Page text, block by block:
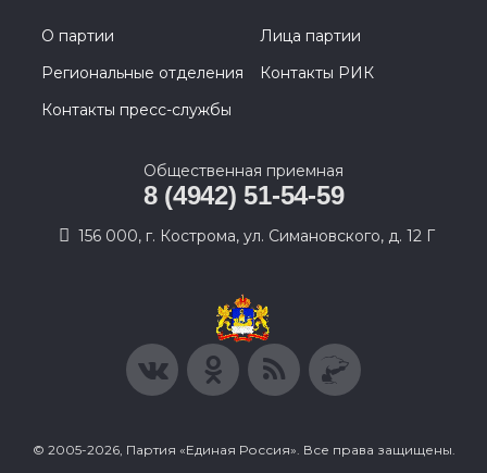
О партии
Лица партии
Региональные отделения
Контакты РИК
Контакты пресс-службы
Общественная приемная
8 (4942) 51-54-59
156 000, г. Кострома, ул. Симановского, д. 12 Г
© 2005-2026, Партия «Единая Россия». Все права защищены.